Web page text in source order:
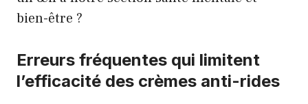
bien-être ?
Erreurs fréquentes qui limitent
l’efficacité des crèmes anti-rides